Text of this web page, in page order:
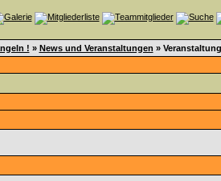
! » News und Veranstaltungen »